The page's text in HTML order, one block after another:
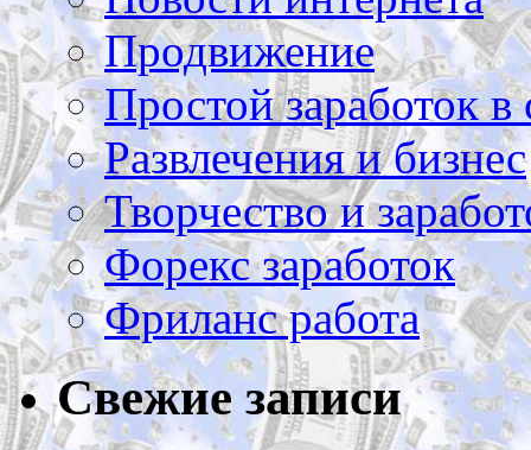
Продвижение
Простой заработок в
Развлечения и бизнес
Творчество и
Форекс заработок
Фриланс работа
Свежие записи